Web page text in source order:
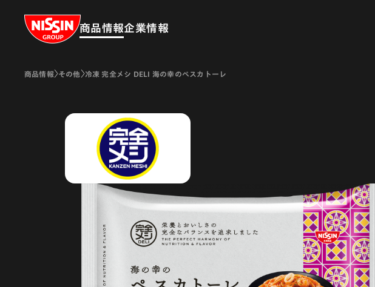
Nissin Group
商品情報企業情報
商品情報 その他 冷凍 完全メシ DELI 海の幸のペスカトーレ